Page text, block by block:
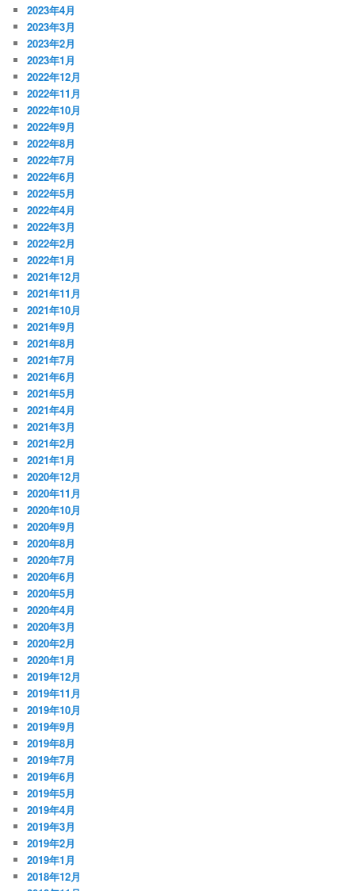
2023年4月
2023年3月
2023年2月
2023年1月
2022年12月
2022年11月
2022年10月
2022年9月
2022年8月
2022年7月
2022年6月
2022年5月
2022年4月
2022年3月
2022年2月
2022年1月
2021年12月
2021年11月
2021年10月
2021年9月
2021年8月
2021年7月
2021年6月
2021年5月
2021年4月
2021年3月
2021年2月
2021年1月
2020年12月
2020年11月
2020年10月
2020年9月
2020年8月
2020年7月
2020年6月
2020年5月
2020年4月
2020年3月
2020年2月
2020年1月
2019年12月
2019年11月
2019年10月
2019年9月
2019年8月
2019年7月
2019年6月
2019年5月
2019年4月
2019年3月
2019年2月
2019年1月
2018年12月